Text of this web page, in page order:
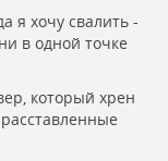
я хочу свалить -
в одной точке
который хрен